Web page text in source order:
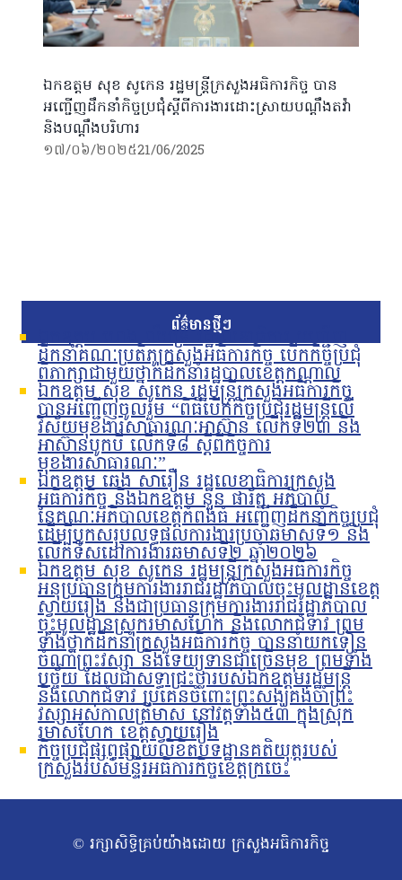
ឯកឧត្តម សុខ សូកេន រដ្ឋមន្ត្រីក្រសួងអធិការកិច្ច បាន
អញ្ជើញដឹកនាំកិច្ចប្រជុំស្ដីពីការងារដោះស្រាយបណ្ដឹងតវ៉ា
និងបណ្ដឹងបរិហារ
១៧/០៦/២០២៥21/06/2025
ព័ត៌មានថ្មីៗ
ឯកឧត្តម ហេង លឹមទ្រី រដ្ឋលេខាធិការ អញ្ជើញ
ដឹកនាំគណៈប្រតិភូក្រសួងអធិការកិច្ច បើកកិច្ចប្រជុំ
ពិភាក្សាជាមួយថ្នាក់ដឹកនាំរដ្ឋបាលខេត្តកណ្តាល
ឯកឧត្តម សុខ សូកេន រដ្ឋមន្រ្តីក្រសួងអធិការកិច្ច
បានអញ្ជើញចូលរួម “ពិធីបើកកិច្ចប្រជុំរដ្ឋមន្ត្រីលើ
វិស័យមុខងារសាធារណៈអាស៊ាន លើកទី២៣ និង
អាស៊ានបូកបី លើកទី៨ ស្តីពីកិច្ចការ
មុខងារសាធារណៈ”
ឯកឧត្តម ឆេង សារឿន រដ្ឋលេខាធិការក្រសួង
អធិការកិច្ច និងឯកឧត្តម នួន ផារ័ត្ន អភិបាល
នៃគណៈអភិបាលខេត្តកំពង់ធំ អញ្ជើញដឹកនាំកិច្ចប្រជុំ
ដើម្បីបូកសរុបលទ្ធផលការងារប្រចាំឆមាសទី១ និង
លើកទិសដៅការងារឆមាសទី២ ឆ្នាំ២០២៦
ឯកឧត្តម សុខ សូកេន រដ្ឋមន្រ្តីក្រសួងអធិការកិច្ច
អនុប្រធានក្រុមការងាររាជរដ្ឋាភិបាលចុះមូលដ្ឋានខេត្ត
ស្វាយរៀង និងជាប្រធានក្រុមការងាររាជរដ្ឋាភិបាល
ចុះមូលដ្ឋានស្រុករមាសហែក និងលោកជំទាវ ព្រម
ទាំងថ្នាក់ដឹកនាំក្រសួងអធិការកិច្ច បាននាំយកទៀន
ចំណាំព្រះវស្សា និងទេយ្យទានជាច្រើនមុខ ព្រមទាំង
បច្ច័យ ដែលជាសទ្ធាជ្រះថ្លារបស់ឯកឧត្តមរដ្ឋមន្រ្តី
និងលោកជំទាវ ប្រគេនចំពោះព្រះសង្ឃគង់ចាំព្រះ
វស្សាអស់កាលត្រីមាស នៅវត្តទាំង៥៣ ក្នុងស្រុក
រមាសហែក ខេត្តស្វាយរៀង
កិច្ចប្រជុំផ្សព្វផ្សាយលិខិតបទដ្ឋានគតិយុត្តរបស់
ក្រសួងរបស់មន្ទីរអធិការកិច្ចខេត្តក្រចេះ
© រក្សាសិទ្ធិគ្រប់យ៉ាងដោយ ក្រសួងអធិការកិច្ច